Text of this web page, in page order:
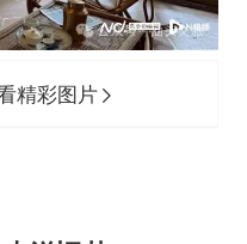
精彩图片